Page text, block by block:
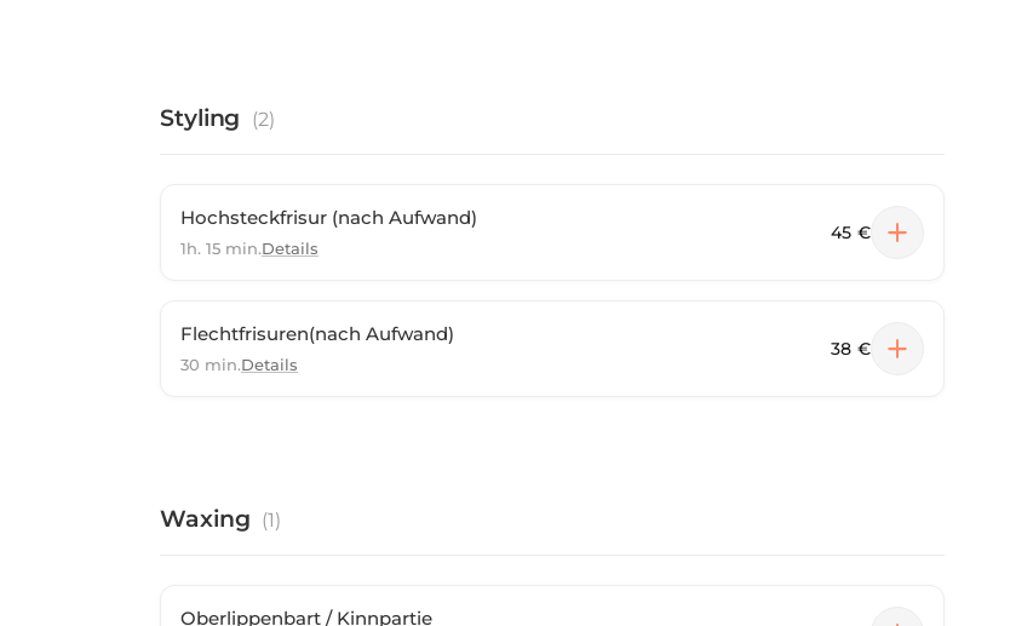
Styling (2)
Hochsteckfrisur (nach Aufwand)
1h. 15 min.Details
45 €
Flechtfrisuren(nach Aufwand)
30 min.Details
38 €
Waxing (1)
Oberlippenbart / Kinnpartie